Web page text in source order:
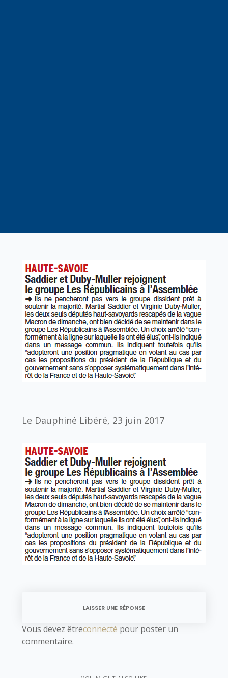
Le Dauphiné Libéré, 23 juin 2017
LAISSER UNE RÉPONSE
Vous devez êtreconnecté pour poster un
commentaire.